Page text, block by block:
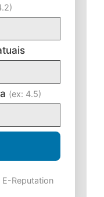
(ex: 4.5)
Reputation